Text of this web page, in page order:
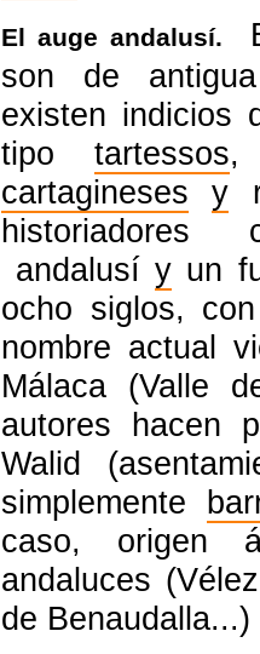
El auge andalusí.
son de
existen indicios
tipo tartessos,
cartagineses
y
historiadores
andalusíy un
ocho siglos,
nombre actual
Málaca (Valle
autores hacen
Walid
simplemente
caso, origen
andaluces
de Benaudalla...)